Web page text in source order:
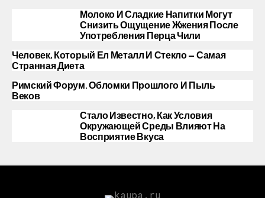
Молоко И Сладкие Напитки Могут
Снизить Ощущение Жжения После
Употребления Перца Чили
Человек, Который Ел Металл И Стекло — Самая
Странная Диета
Римский Форум. Обломки Прошлого И Пыль
Веков
Стало Известно, Как Условия
Окружающей Среды Влияют На
Восприятие Вкуса